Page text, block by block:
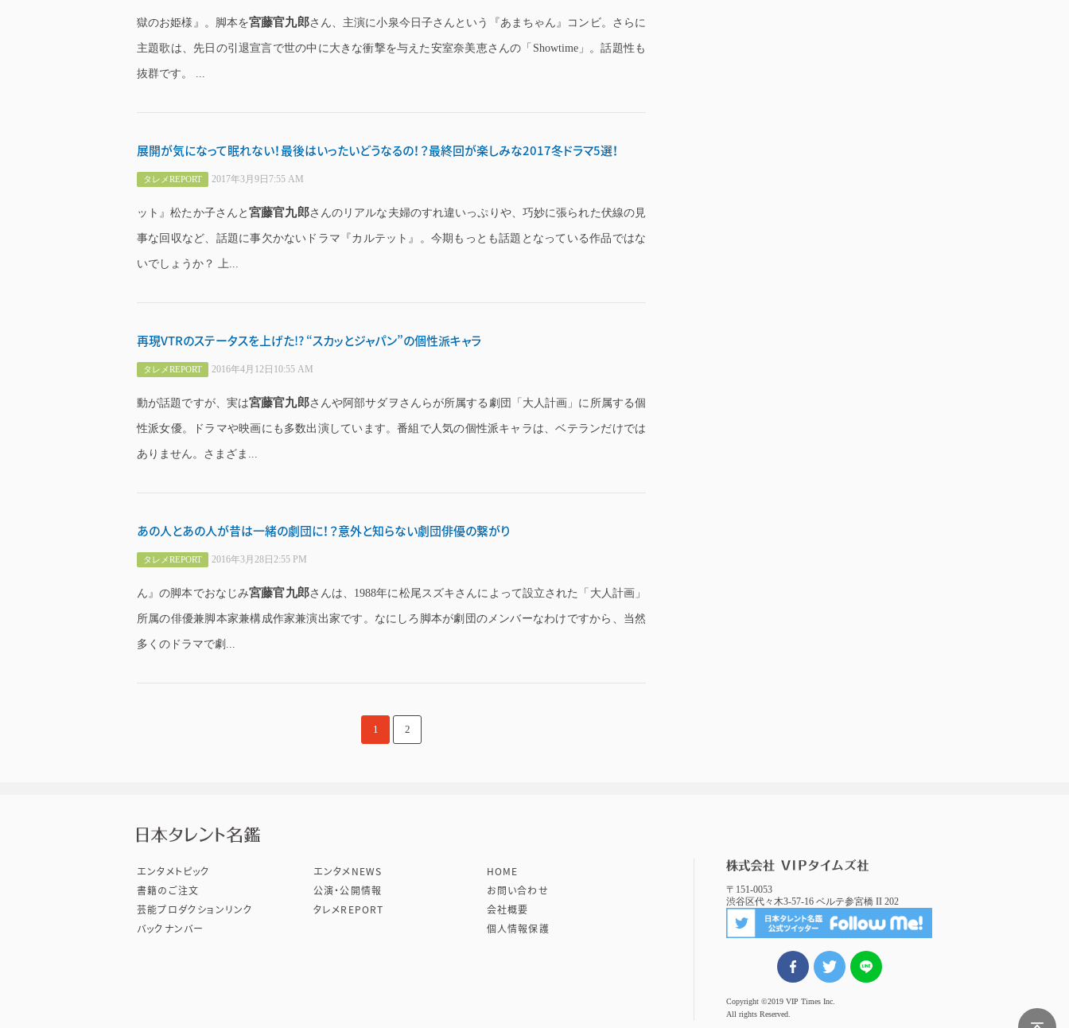
獄のお姫様』。脚本を宮藤官九郎さん、主演に小泉今日子さんという『あまちゃん』コンビ。さらに
主題歌は、先日の引退宣言で世の中に大きな衝撃を与えた安室奈美恵さんの「Showtime」。話題性も
抜群です。 ...
展開が気になって眠れない！最後はいったいどうなるの！？最終回が楽しみな2017冬ドラマ5選！
タレメREPORT 2017年3月9日7:55 AM
ット』松たか子さんと宮藤官九郎さんのリアルな夫婦のすれ違いっぷりや、巧妙に張られた伏線の見
事な回収など、話題に事欠かないドラマ『カルテット』。今期もっとも話題となっている作品ではな
いでしょうか？ 上...
再現VTRのステータスを上げた!? “スカッとジャパン”の個性派キャラ
タレメREPORT 2016年4月12日10:55 AM
動が話題ですが、実は宮藤官九郎さんや阿部サダヲさんらが所属する劇団「大人計画」に所属する個
性派女優。ドラマや映画にも多数出演しています。番組で人気の個性派キャラは、ベテランだけでは
ありません。さまざま...
あの人とあの人が昔は一緒の劇団に！？意外と知らない劇団俳優の繋がり
タレメREPORT 2016年3月28日2:55 PM
ん』の脚本でおなじみ宮藤官九郎さんは、1988年に松尾スズキさんによって設立された「大人計画」
所属の俳優兼脚本家兼構成作家兼演出家です。なにしろ脚本が劇団のメンバーなわけですから、当然
多くのドラマで劇...
1 2
エンタメトピック
書籍のご注文
芸能プロダクションリンク
バックナンバー
エンタメNEWS
公演・公開情報
タレメREPORT
HOME
お問い合わせ
会社概要
個人情報保護
株式会社 VIPタイムズ社
〒151-0053
渋谷区代々木3-57-16 ベルテ参宮橋 II 202
FBでシェアツイート
Copyright ©2019 VIP Times Inc.
All rights Reserved.